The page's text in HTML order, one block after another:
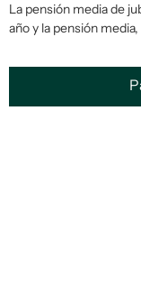
La pensión media de
año y la pensión